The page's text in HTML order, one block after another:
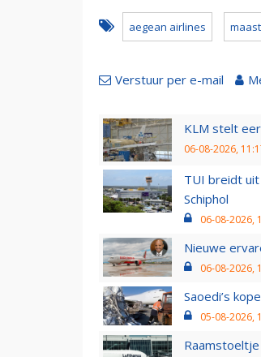
aegean airlines
Verstuur per e-mail
KLM stelt
06-08-2026,
TUI breidt
Schiphol
06-08-2026,
Nieuwe
06-08-2026,
Saoedi’s
05-08-2026,